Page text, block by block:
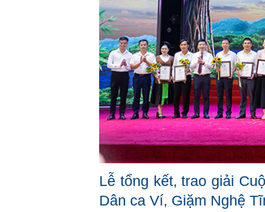
Lễ tổng kết, trao giải
Dân ca Ví, Giặm Nghệ